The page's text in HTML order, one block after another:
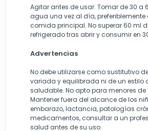
Agitar antes de usar. Tomar de 30 a
agua una vez al día, preferiblemente
comida principal. No superar 60 ml
refrigerado tras abrir y consumir en
Advertencias
No debe utilizarse como sustitutivo
variada y equilibrada ni de un estilo
saludable. No apto para menores de
Mantener fuera del alcance de los
embarazo, lactancia, patologías
medicamentos, consultar a un
salud antes de su uso.